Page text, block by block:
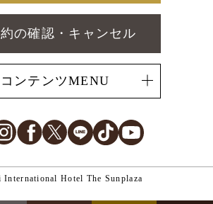
の確認・キャンセル
コンテンツMENU
MailInstagramFacebook
X LINETikTok
Hotel The Sunplaza